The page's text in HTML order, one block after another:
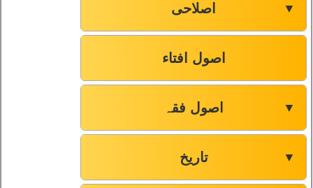
اصلاحی ▼
اصول افتاء
اصول فقہ ▼
تاریخ ▼